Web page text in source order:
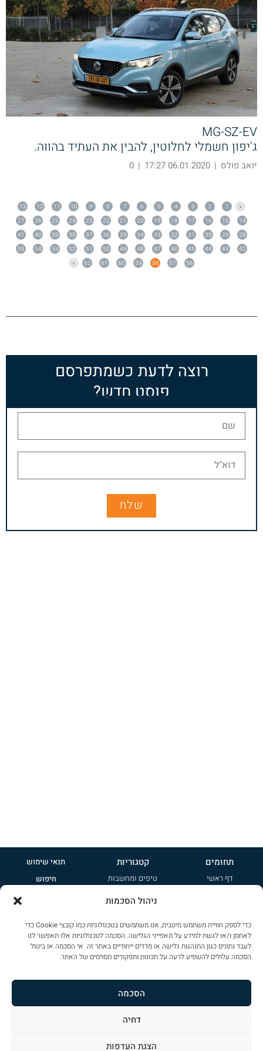
ניהול הסכמות
כדי לספק חוויית משתמש מיטבית, אנו משתמשים בטכנולוגיות כמו קובצי Cookie כדי
לאחסן ו/או לגשת למידע על מאפייני הגלישה. הסכמה לטכנולוגיות אלו תאפשר לנו
לעבד נתונים כגון התנהגות גלישה או מדדים ייחודיים באתר זה. אי הסכמה או ביטול
הסכמה עלולים להשפיע לרעה על תכונות ותפקודים מסוימים של האתר.
הסכמה
דחיה
הצגת העדפות
MG-SZ-EV
ג'יפון חשמלי לחלוטין, להבין את העתיד בהווה.
יואב פולס |
06.01.2020 17:27
|
0
‹
1
2
3
4
5
6
7
8
9
10
11
12
13
14
15
16
17
18
19
20
21
22
23
24
25
26
27
28
29
30
31
32
33
34
35
36
37
38
39
40
41
42
43
44
45
46
47
48
49
50
51
52
53
54
55
56
57
58
59
60
61
62
›
רוצה לדעת כשמתפרסם
פוסט חדש?
שלח
תחומים
דף ראשי
ציי רכב
צור קשר
קטגוריות
טיפים ומחשבות
קטנות
ג'יפונים
שטח
ספורט
פרימיום
תנאי שימוש
חיפוש
מדיניות פרטיות
שימוש בקוקיז
מפת אתר